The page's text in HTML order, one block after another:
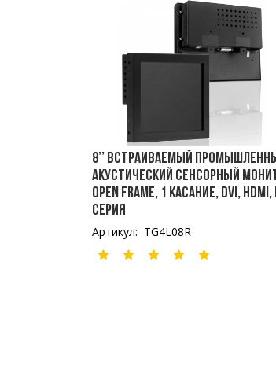
8’’ Встраиваемый
акустический сенсорный
Open Frame, 1 касание, DVI, HDMI,
серия
Артикул: TG4L08R